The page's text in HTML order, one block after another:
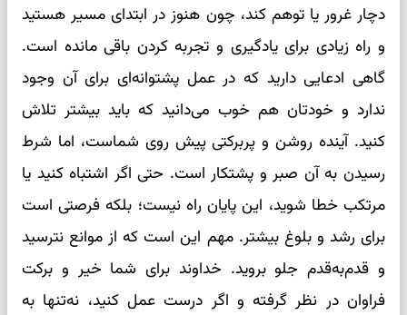
دچار غرور یا توهم کند، چون هنوز در ابتدای مسیر هستید
و راه زیادی برای یادگیری و تجربه کردن باقی مانده است.
گاهی ادعایی دارید که در عمل پشتوانه‌ای برای آن وجود
ندارد و خودتان هم خوب می‌دانید که باید بیشتر تلاش
کنید. آینده روشن و پربرکتی پیش روی شماست، اما شرط
رسیدن به آن صبر و پشتکار است. حتی اگر اشتباه کنید یا
مرتکب خطا شوید، این پایان راه نیست؛ بلکه فرصتی است
برای رشد و بلوغ بیشتر. مهم این است که از موانع نترسید
و قدم‌به‌قدم جلو بروید. خداوند برای شما خیر و برکت
فراوان در نظر گرفته و اگر درست عمل کنید، نه‌تنها به